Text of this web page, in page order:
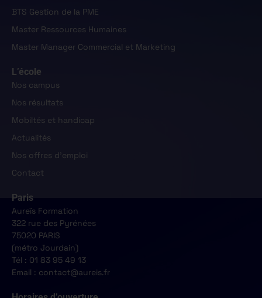
BTS Gestion de la PME
Master Ressources Humaines
Master Manager Commercial et Marketing
L’école
Nos campus
Nos résultats
Mobiltés et handicap
Actualités
Nos offres d'emploi
Contact
Paris
Aureïs Formation
322 rue des Pyrénées
75020 PARIS
(métro Jourdain)
Tél : 01 83 95 49 13
Email : contact@aureis.fr